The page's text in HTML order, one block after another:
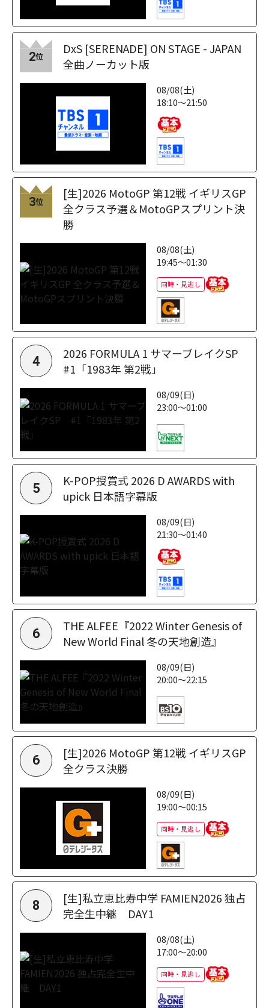
2位
DxS [SERENADE] ON STAGE - JAPAN
全曲ノーカット版
08/08(土)
18:10～21:50
3位
[生]2026 MotoGP 第12戦 イギリスGP
全クラス予選＆MotoGPスプリント決
勝
08/08(土)
19:45～01:30
同時・見逃し
4
2026 FORMULA 1 サマーブレイクSP
#1「1983年 第2戦」
08/09(日)
23:00～01:00
5
K-POP授賞式 2026 D AWARDS with
upick 日本語字幕版
08/09(日)
21:30～01:40
6
THE ALFEE『2022 Winter Genesis of
New World Final 冬の天地創造』
08/09(日)
20:00～22:15
6
[生]2026 MotoGP 第12戦 イギリスGP
全クラス決勝
08/09(日)
19:00～00:15
同時・見逃し
8
[生]私立恵比寿中学 FAMIEN2026 独占
完全生中継 DAY1
08/08(土)
17:00～20:00
同時・見逃し